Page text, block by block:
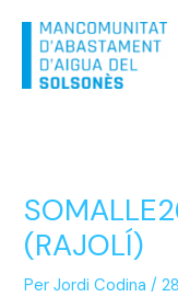
contingut
(RAJOLÍ)
Per Jordi Codina/